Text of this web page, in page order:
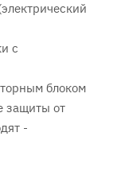
с
блоком
защиты от
-